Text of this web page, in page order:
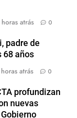
atrás 0
padre de
68 años
atrás 0
profundizan
nuevas